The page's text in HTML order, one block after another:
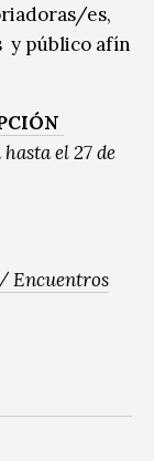
es,
y público afín
el 27 de
Encuentros